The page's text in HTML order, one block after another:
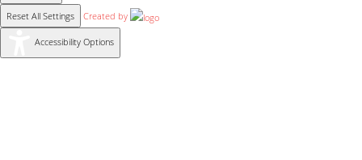
Reset All Settings
Created by
Accessibility Options